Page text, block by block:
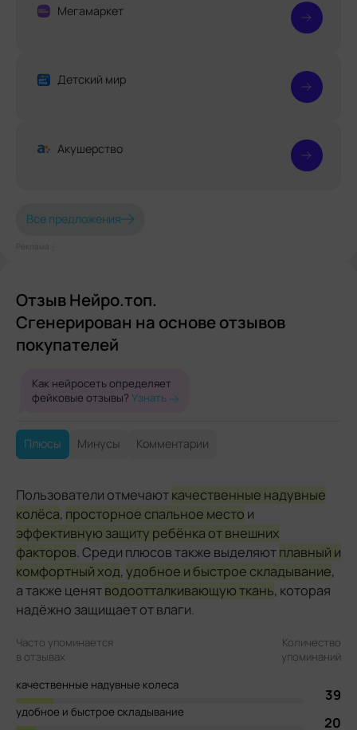
Мегамаркет
Детский мир
Акушерство
Все предложения
Реклама⋮
Отзыв Нейро.топ.
Сгенерирован на основе отзывов
покупателей
Как нейросеть определяет
фейковые отзывы? Узнать
Плюсы Минусы Комментарии
Пользователи отмечаюткачественные надувные
колёса, просторное спальное место и
эффективную защиту ребёнка от внешних
факторов. Среди плюсов также выделяютплавный и
комфортный ход,удобное и быстрое складывание,
а также ценятводоотталкивающую ткань, которая
надёжно защищает от влаги.
Часто упоминается
в отзывах
Количество
упоминаний
качественные надувные колеса
39
удобное и быстрое складывание
20